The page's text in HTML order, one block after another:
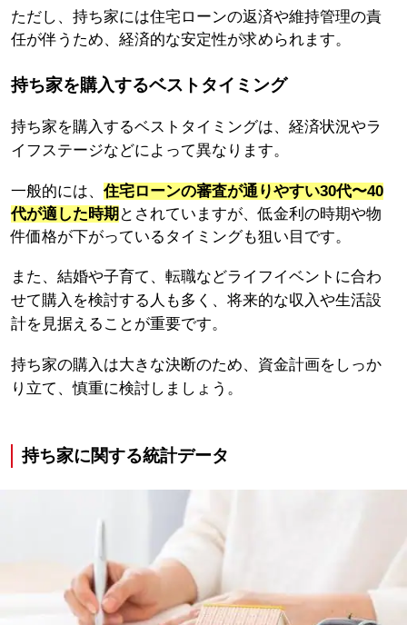
ただし、持ち家には住宅ローンの返済や維持管理の責
任が伴うため、経済的な安定性が求められます。
持ち家を購入するベストタイミング
持ち家を購入するベストタイミングは、経済状況やラ
イフステージなどによって異なります。
一般的には、住宅ローンの審査が通りやすい30代〜40
代が適した時期 とされていますが、低金利の時期や物
件価格が下がっているタイミングも狙い目です。
また、結婚や子育て、転職などライフイベントに合わ
せて購入を検討する人も多く、将来的な収入や生活設
計を見据えることが重要です。
持ち家の購入は大きな決断のため、資金計画をしっか
り立て、慎重に検討しましょう。
持ち家に関する統計データ